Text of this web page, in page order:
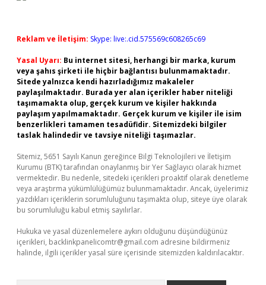
Reklam ve İletişim: Skype: live:.cid.575569c608265c69
Yasal Uyarı: Bu internet sitesi, herhangi bir marka, kurum
veya şahıs şirketi ile hiçbir bağlantısı bulunmamaktadır.
Sitede yalnızca kendi hazırladığımız makaleler
paylaşılmaktadır. Burada yer alan içerikler haber niteliği
taşımamakta olup, gerçek kurum ve kişiler hakkında
paylaşım yapılmamaktadır. Gerçek kurum ve kişiler ile isim
benzerlikleri tamamen tesadüfidir. Sitemizdeki bilgiler
taslak halindedir ve tavsiye niteliği taşımazlar.
Sitemiz, 5651 Sayılı Kanun gereğince Bilgi Teknolojileri ve İletişim
Kurumu (BTK) tarafından onaylanmış bir Yer Sağlayıcı olarak hizmet
vermektedir. Bu nedenle, sitedeki içerikleri proaktif olarak denetleme
veya araştırma yükümlülüğümüz bulunmamaktadır. Ancak, üyelerimiz
yazdıkları içeriklerin sorumluluğunu taşımakta olup, siteye üye olarak
bu sorumluluğu kabul etmiş sayılırlar.
Hukuka ve yasal düzenlemelere aykırı olduğunu düşündüğünüz
içerikleri, backlinkpanelicomtr@gmail.com adresine bildirmeniz
halinde, ilgili içerikler yasal süre içerisinde sitemizden kaldırılacaktır.